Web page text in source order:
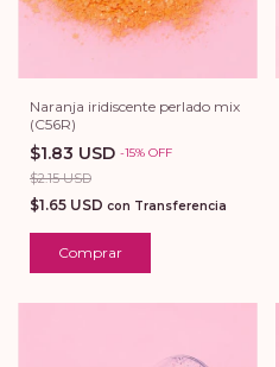
Naranja iridiscente perlado mix
(C56R)
$1.83 USD -15% OFF
$2.15 USD
$1.65 USD con Transferencia
Comprar